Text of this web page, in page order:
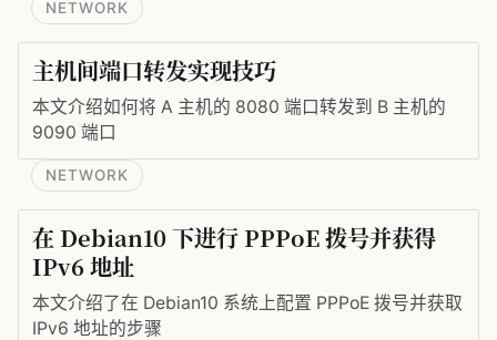
NETWORK
主机间端口转发实现技巧
本文介绍如何将 A 主机的 8080 端口转发到 B 主机的
9090 端口
NETWORK
在 Debian10 下进行 PPPoE 拨号并获得
IPv6 地址
本文介绍了在 Debian10 系统上配置 PPPoE 拨号并获取
IPv6 地址的步骤